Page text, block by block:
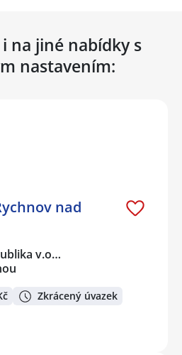
na jiné nabídky s
nastavením:
nad
v.o…
Zkrácený úvazek